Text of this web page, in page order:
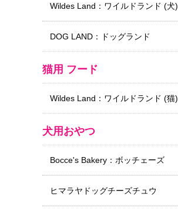
Wildes Land：ワイルドランド (犬)
DOG LAND：ドッグランド
猫用 フード
Wildes Land：ワイルドランド (猫)
犬用おやつ
Bocce's Bakery：ボッチェーズ
ヒマラヤドッグチーズチュウ